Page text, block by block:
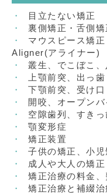
目立たない矯正
裏側矯正・舌側矯
マウスピース矯
Aligner(アライナー)
叢生、でこぼこ、
上顎前突、出っ歯
下顎前突、受け口
開咬、オープンバ
空隙歯列、すきっ
顎変形症
矯正装置
子供の矯正、小児
成人や大人の矯正
矯正治療の料金、
矯正治療と補綴治